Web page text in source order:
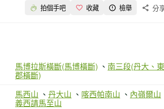
拍個手吧 收藏 檢舉 分
馬博拉斯橫斷(馬博橫斷) 、 南三段(丹大、東
郡橫斷)
馬西山 、 丹大山 、 喀西帕南山 、 內嶺爾山
義西請馬至山